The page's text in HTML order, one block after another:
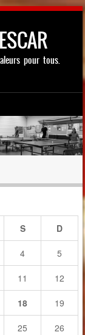
pour tous.
S D
4 5
11 12
18 19
25 26